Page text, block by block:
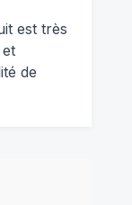
est très
de